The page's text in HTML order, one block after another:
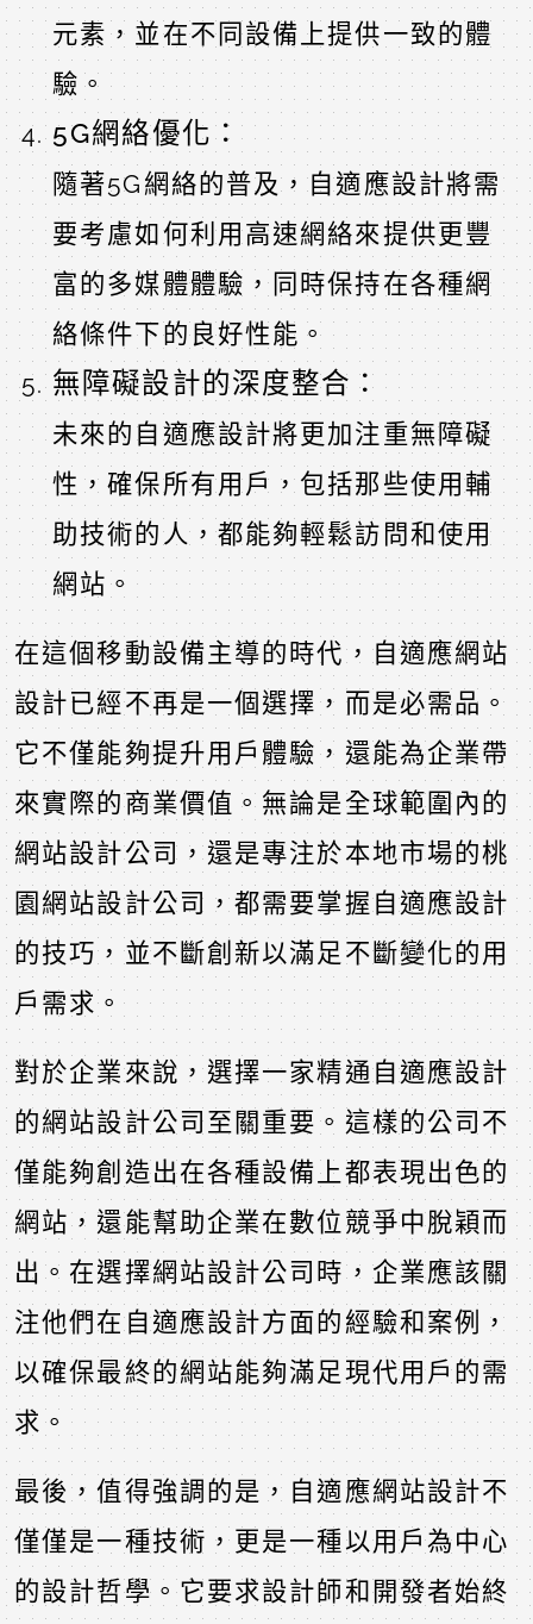
元素，並在不同設備上提供一致的體
驗。
5G網絡優化：
隨著5G網絡的普及，自適應設計將需
要考慮如何利用高速網絡來提供更豐
富的多媒體體驗，同時保持在各種網
絡條件下的良好性能。
無障礙設計的深度整合：
未來的自適應設計將更加注重無障礙
性，確保所有用戶，包括那些使用輔
助技術的人，都能夠輕鬆訪問和使用
網站。
在這個移動設備主導的時代，自適應網站
設計已經不再是一個選擇，而是必需品。
它不僅能夠提升用戶體驗，還能為企業帶
來實際的商業價值。無論是全球範圍內的
網站設計公司，還是專注於本地市場的桃
園網站設計公司，都需要掌握自適應設計
的技巧，並不斷創新以滿足不斷變化的用
戶需求。
對於企業來說，選擇一家精通自適應設計
的網站設計公司至關重要。這樣的公司不
僅能夠創造出在各種設備上都表現出色的
網站，還能幫助企業在數位競爭中脫穎而
出。在選擇網站設計公司時，企業應該關
注他們在自適應設計方面的經驗和案例，
以確保最終的網站能夠滿足現代用戶的需
求。
最後，值得強調的是，自適應網站設計不
僅僅是一種技術，更是一種以用戶為中心
的設計哲學。它要求設計師和開發者始終